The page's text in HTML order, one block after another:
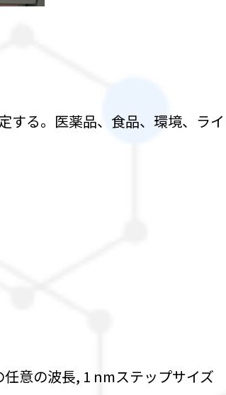
る。医薬品、食品、環境、ラ
意の波長, 1 nmステップサイズ